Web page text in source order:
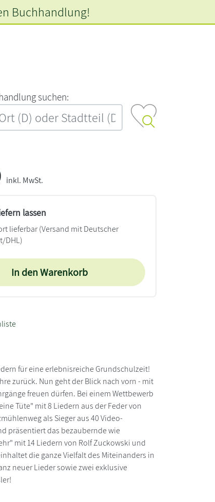
‍s‍u‍c‍h‍e‍n‍:‍
Buchhandlung!
inkl. MwSt.
lassen
lieferbar(Versand mit Deutscher
DHL)
In den Warenkorb
für eine erlebnisreiche Grundschulzeit!
zurück. Nun geht der Blick nach vorn - mit
freuen dürfen. Bei einem Wettbewerb
Tüte" mit 8 Liedern aus der Feder von
als Sieger aus 40 Video-
präsentiert das bezaubernde wie
mit 14 Liedern von Rolf Zuckowski und
die ganze Vielfalt des Miteinanders in
neuer Lieder sowie zwei exklusive